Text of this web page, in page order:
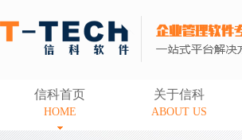
信科首页
HOME
关于信科
ABOUT US